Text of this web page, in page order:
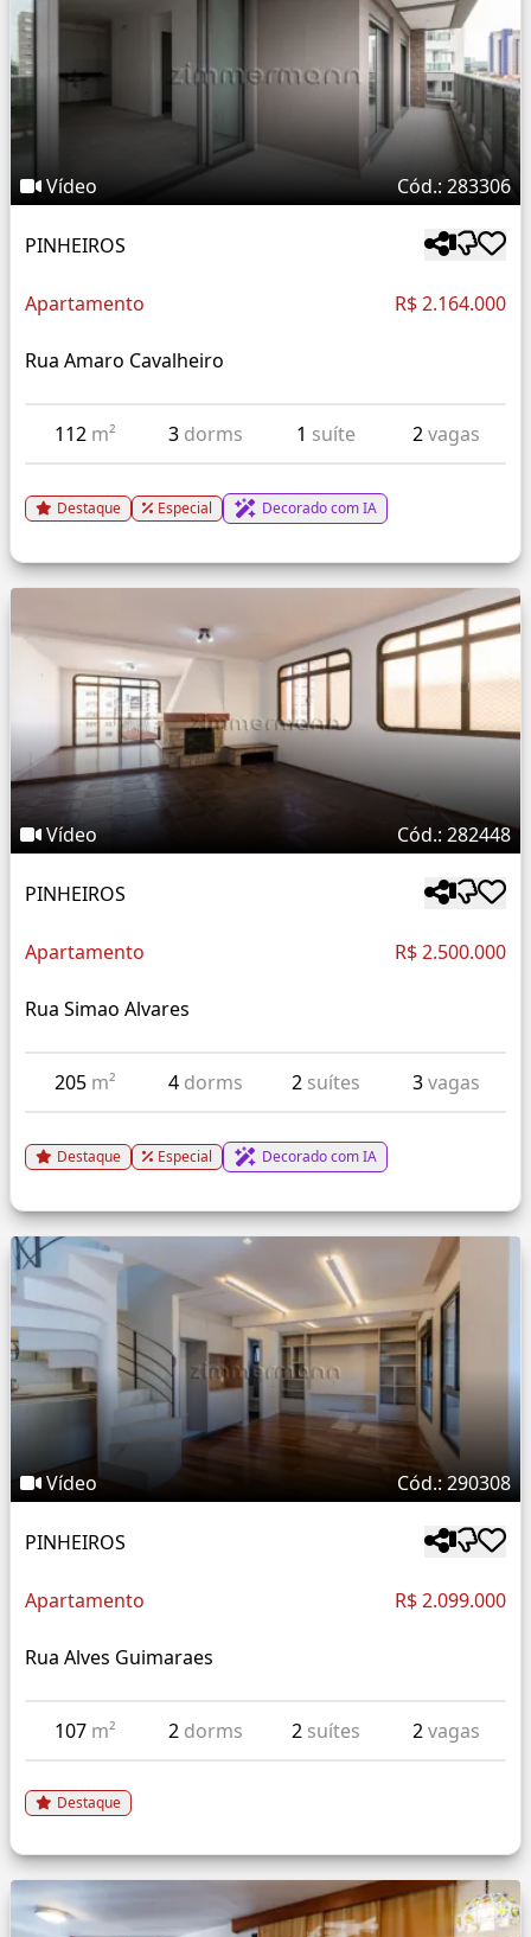
Vídeo Cód.: 283306
PINHEIROS
Apartamento R$ 2.164.000
Rua Amaro Cavalheiro
112 m² 3 dorms 1 suíte 2vagas
Destaque Especial Decorado com IA
Vídeo Cód.: 282448
PINHEIROS
Apartamento R$ 2.500.000
Rua Simao Alvares
205 m² 4 dorms 2 suítes 3vagas
Destaque Especial Decorado com IA
Vídeo Cód.: 290308
PINHEIROS
Apartamento R$ 2.099.000
Rua Alves Guimaraes
107 m² 2 dorms 2 suítes 2vagas
Destaque